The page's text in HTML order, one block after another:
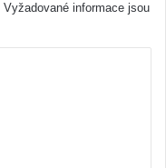
Vyžadované informace jsou